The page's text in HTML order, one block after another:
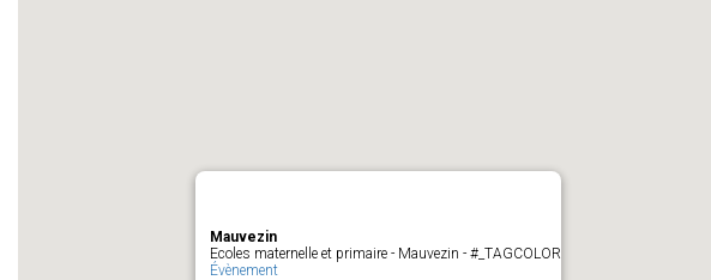
Mauvezin
Ecoles maternelle et primaire - Mauvezin - #_TAGCOLOR
Évènement